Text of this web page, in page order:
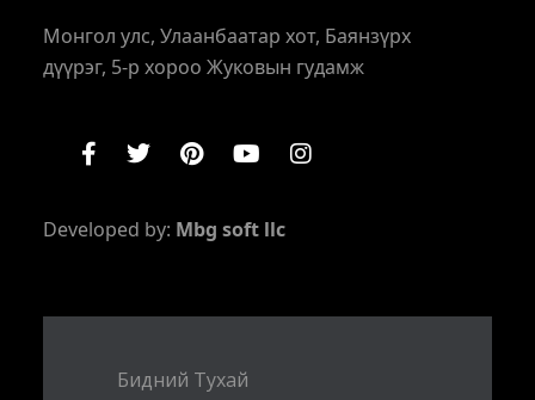
Монгол улс, Улаанбаатар хот, Баянзүрх
дүүрэг, 5-р хороо Жуковын гудамж
Developed by: Mbg soft llc
Бидний Тухай